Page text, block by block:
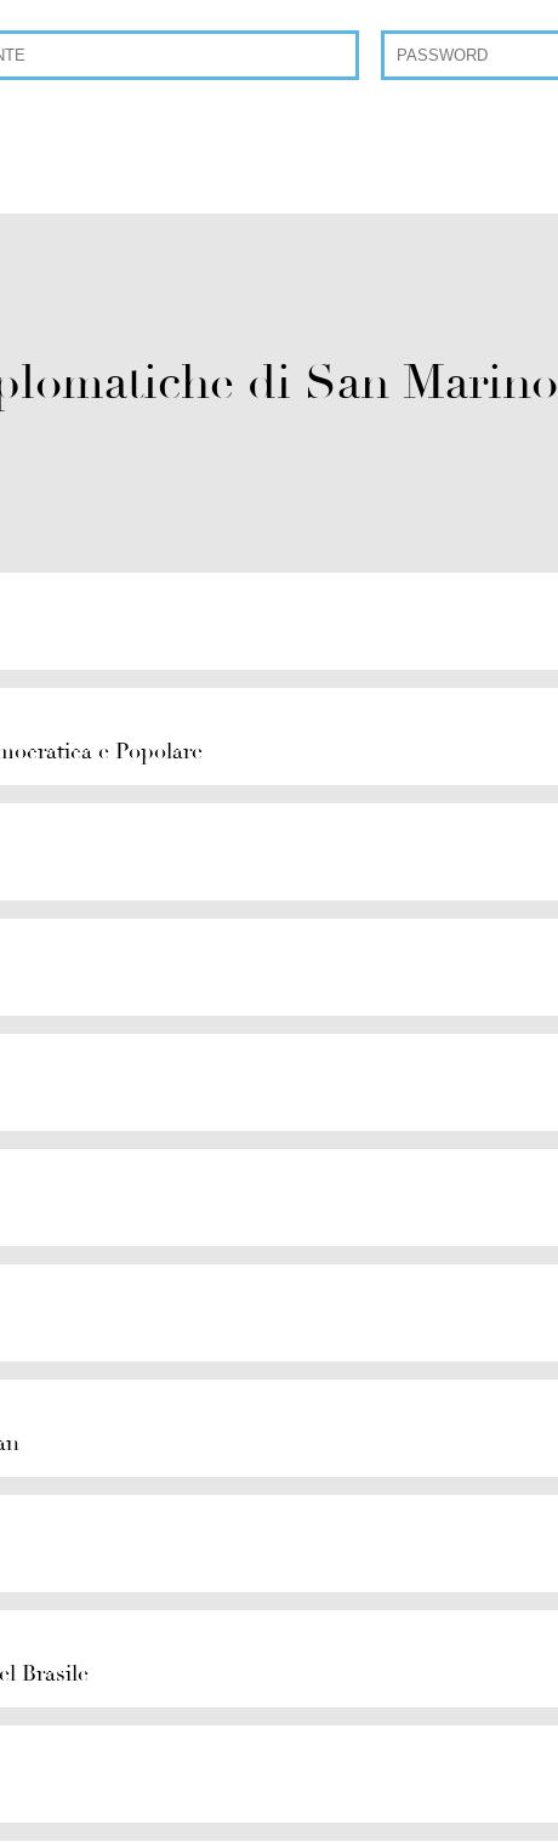
di San Marino
e Popolare
Brasile